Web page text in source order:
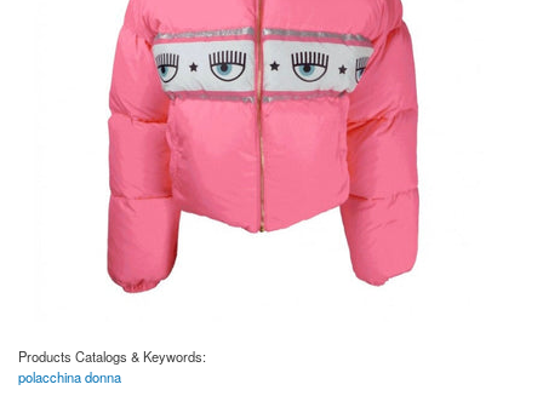
Products Catalogs & Keywords:
polacchina donna